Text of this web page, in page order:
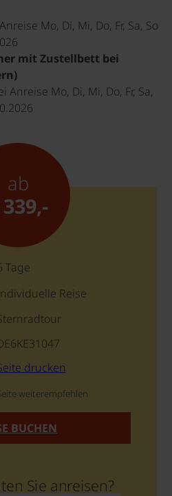
Mo, Di, Mi, Do, Fr, Sa, So
mit Zustellbett bei
Anreise Mo, Di, Mi, Do, Fr, Sa,
ab
Tage
Reise
drucken
weiterempfehlen
BUCHEN
Sie anreisen?